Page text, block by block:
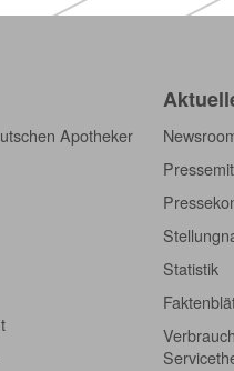
Apotheker
Statistik